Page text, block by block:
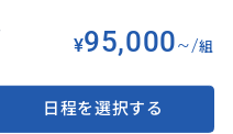
¥95,000~/組
日程を選択する
着・ホビット村（ホビトン）を巡
プライベート1日チャーターツアー